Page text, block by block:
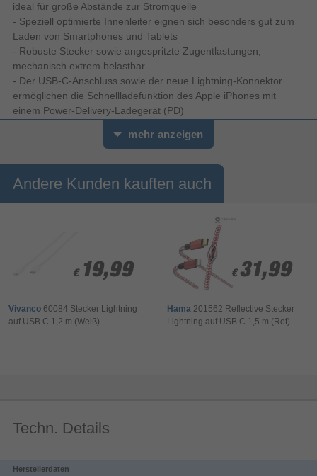
ideal für große Abstände zur Stromquelle
- Speziell optimierte Innenleiter eignen sich besonders gut zum
Laden von Smartphones und Tablets
- Robuste Stecker sowie angespritzte Zugentlastungen,
mechanisch extrem belastbar
- Der USB-C-Anschluss sowie der neue Lightning-Konnektor
ermöglichen die Schnellladefunktion des Apple iPhones mit
einem Power-Delivery-Ladegerät (PD)
mehr anzeigen
Andere Kunden kauften auch
€ 19,99
€ 19,99
Vivanco 60084 Stecker Lightning
auf USB C 1,2 m (Weiß)
€ 31,99
€ 31,99
Hama 201562 Reflective Stecker
Lightning auf USB C 1,5 m (Rot)
Techn. Details
Herstellerdaten